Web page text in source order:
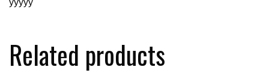
yyyyy
Related products